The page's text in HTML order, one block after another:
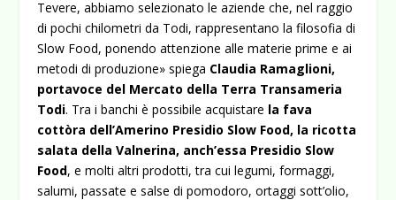
Tevere, abbiamo selezionato le aziende che, nel raggio
di pochi chilometri da Todi, rappresentano la filosofia di
Slow Food, ponendo attenzione alle materie prime e ai
metodi di produzione» spiega Claudia Ramaglioni,
portavoce del Mercato della Terra Transameria
Todi. Tra i banchi è possibile acquistare la fava
cottòra dell’Amerino Presidio Slow Food, la ricotta
salata della Valnerina, anch’essa Presidio Slow
Food, e molti altri prodotti, tra cui legumi, formaggi,
salumi, passate e salse di pomodoro, ortaggi sott’olio,